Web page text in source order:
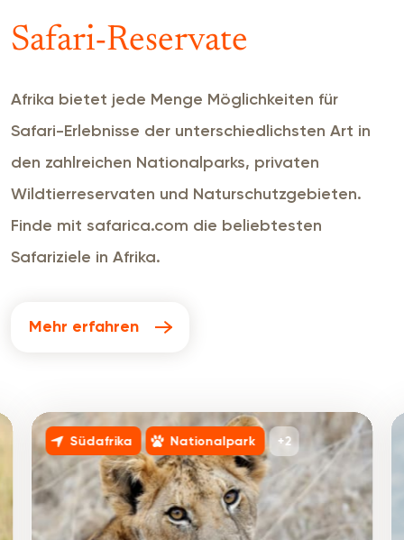
Safari-Reservate
Afrika bietet jede Menge Möglichkeiten für
Safari-Erlebnisse der unterschiedlichsten Art in
den zahlreichen Nationalparks, privaten
Wildtierreservaten und Naturschutzgebieten.
Finde mit safarica.com die beliebtesten
Safariziele in Afrika.
Mehr erfahren
Südafrika Nationalpark +2